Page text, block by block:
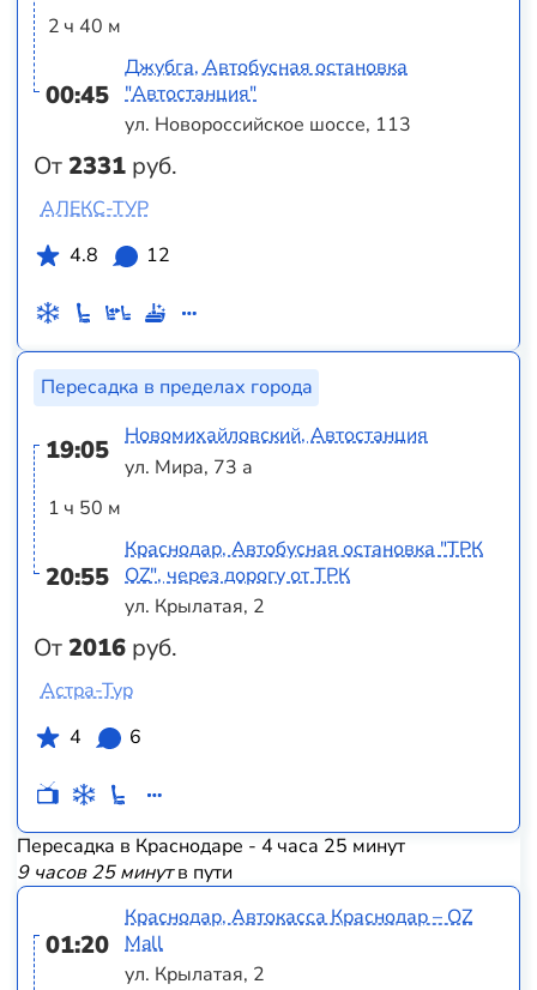
2 ч 40 м
00:45
От2331 руб.
Джубга, Автобусная остановка
"Автостанция"
ул. Новороссийское шоссе, 113
АЛЕКС-ТУР
4.8
12
Пересадка в пределах города
19:05
1 ч 50 м
20:55
От2016 руб.
Новомихайловский, Автостанция
ул. Мира, 73 а
Краснодар, Автобусная остановка "ТРК
OZ", через дорогу от ТРК
ул. Крылатая, 2
Астра-Тур
4
6
Пересадка в Краснодаре - 4 часа 25 минут
9 часов 25 минутв пути
01:20
Краснодар, Автокасса Краснодар – OZ
Mall
ул. Крылатая, 2